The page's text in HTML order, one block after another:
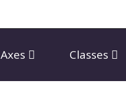
Axes Classes